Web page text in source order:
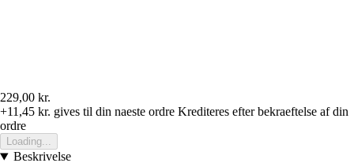
229,00 kr.
+11,45 kr. gives til din naeste ordre Krediteres efter bekraeftelse af din
ordre
Loading...
Beskrivelse